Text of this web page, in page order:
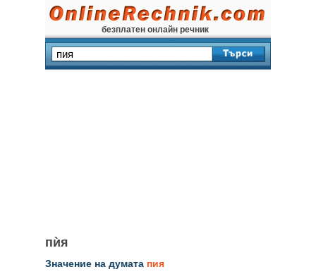
безплатен онлайн речник
пѝя
Значение на думата пия